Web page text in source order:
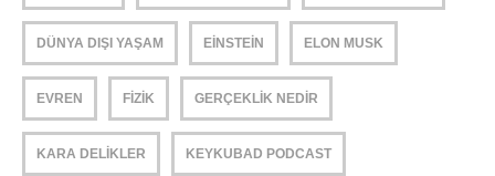
DÜNYA DIŞI YAŞAM EINSTEIN ELON MUSK
EVREN FIZIK GERÇEKLIK NEDIR
KARA DELIKLER KEYKUBAD PODCAST